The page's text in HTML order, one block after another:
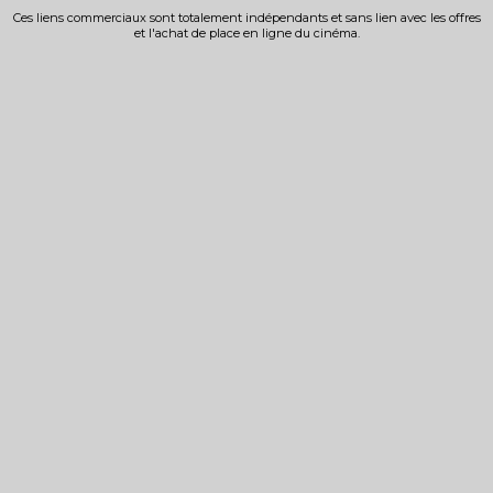
Ces liens commerciaux sont totalement indépendants et sans lien avec les offres
et l'achat de place en ligne du cinéma.